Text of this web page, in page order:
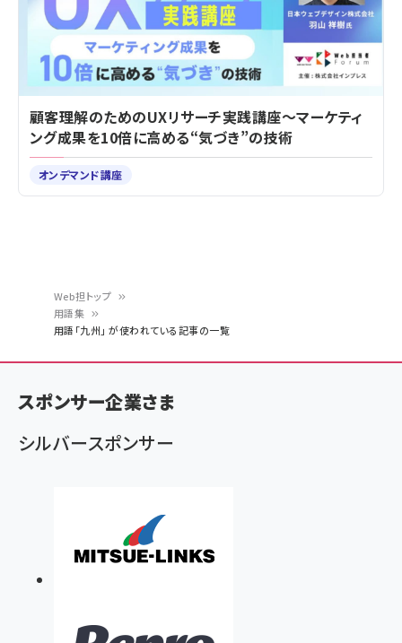
ン
く
ず
Web担トップ
用語集
用語「九州」 が使われている記事の一覧
顧客理解のためのUXリサーチ実践講座～マーケティ
ング成果を10倍に高める“気づき”の技術
オンデマンド講座
スポンサー企業さま
シルバースポンサー